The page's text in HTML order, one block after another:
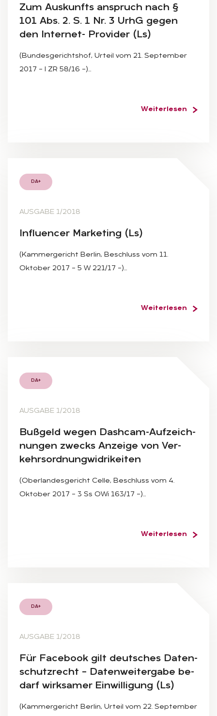
Zum Aus­kunfts an­spruch nach §
101 Abs. 2. S. 1 Nr. 3 UrhG ge­gen
den In­ter­net- Pro­vi­der (Ls)
(Bundesgerichtshof, Urteil vom 21. September
2017 – I ZR 58/16 –)…
Weiterlesen
DA+
AUSGABE 1/2018
In­flu­en­cer Mar­ke­ting (Ls)
(Kammergericht Berlin, Beschluss vom 11.
Oktober 2017 – 5 W 221/17 –)…
Weiterlesen
DA+
AUSGABE 1/2018
Buß­geld we­gen Da­sh­cam-Auf­zeich­
nun­gen zwecks An­zei­ge von Ver­
kehrs­ord­nungwid­rik­ei­ten
(Oberlandesgericht Celle, Beschluss vom 4.
Oktober 2017 – 3 Ss OWi 163/17 –)…
Weiterlesen
DA+
AUSGABE 1/2018
Für Face­book gilt deut­sches Da­ten­
schutz­recht – Da­ten­wei­ter­ga­be be­
darf wirk­sa­mer Ein­wil­li­gung (Ls)
(Kammergericht Berlin, Urteil vom 22. September